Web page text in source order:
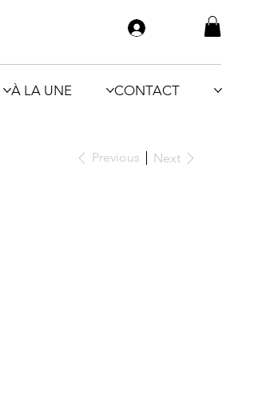
À LA UNE CONTACT
Previous Next